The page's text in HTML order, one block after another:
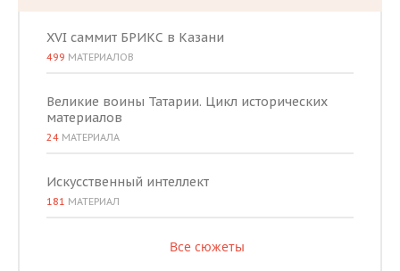
XVI саммит БРИКС в Казани
499 МАТЕРИАЛОВ
Великие воины Татарии. Цикл исторических
материалов
24 МАТЕРИАЛА
Искусственный интеллект
181 МАТЕРИАЛ
Все сюжеты